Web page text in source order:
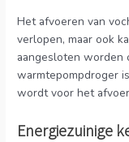
Het afvoeren van
verlopen, maar ook
aangesloten worden
warmtepompdroger
wordt voor het
Energiezuinige